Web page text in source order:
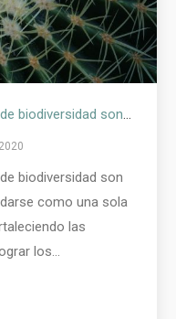
El cambio climático y la pérdida de biodiversidad son crisis conjuntas que deben abordarse como una sola acción integrada
biodiversidad son
como una sola
las
los…